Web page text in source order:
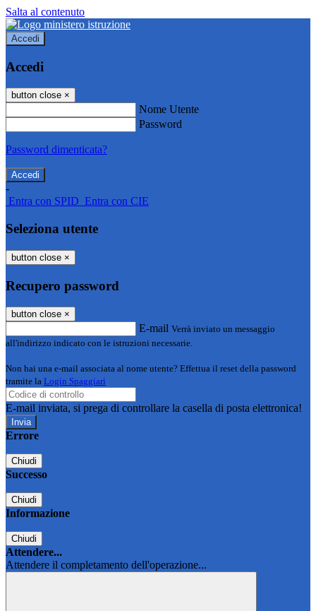
Salta al contenuto
Accedi
Accedi
button close ×
Nome Utente
Password
Password dimenticata?
-
Entra con SPID Entra con CIE
Seleziona utente
button close ×
Recupero password
button close ×
E-mail Verrà inviato un messaggio
all'indirizzo indicato con le istruzioni necessarie.
Non hai una e-mail associata al nome utente? Effettua il reset della password
tramite la Login Spaggiari
E-mail inviata, si prega di controllare la casella di posta elettronica!
Errore
Chiudi
Successo
Chiudi
Informazione
Chiudi
Attendere...
Attendere il completamento dell'operazione...